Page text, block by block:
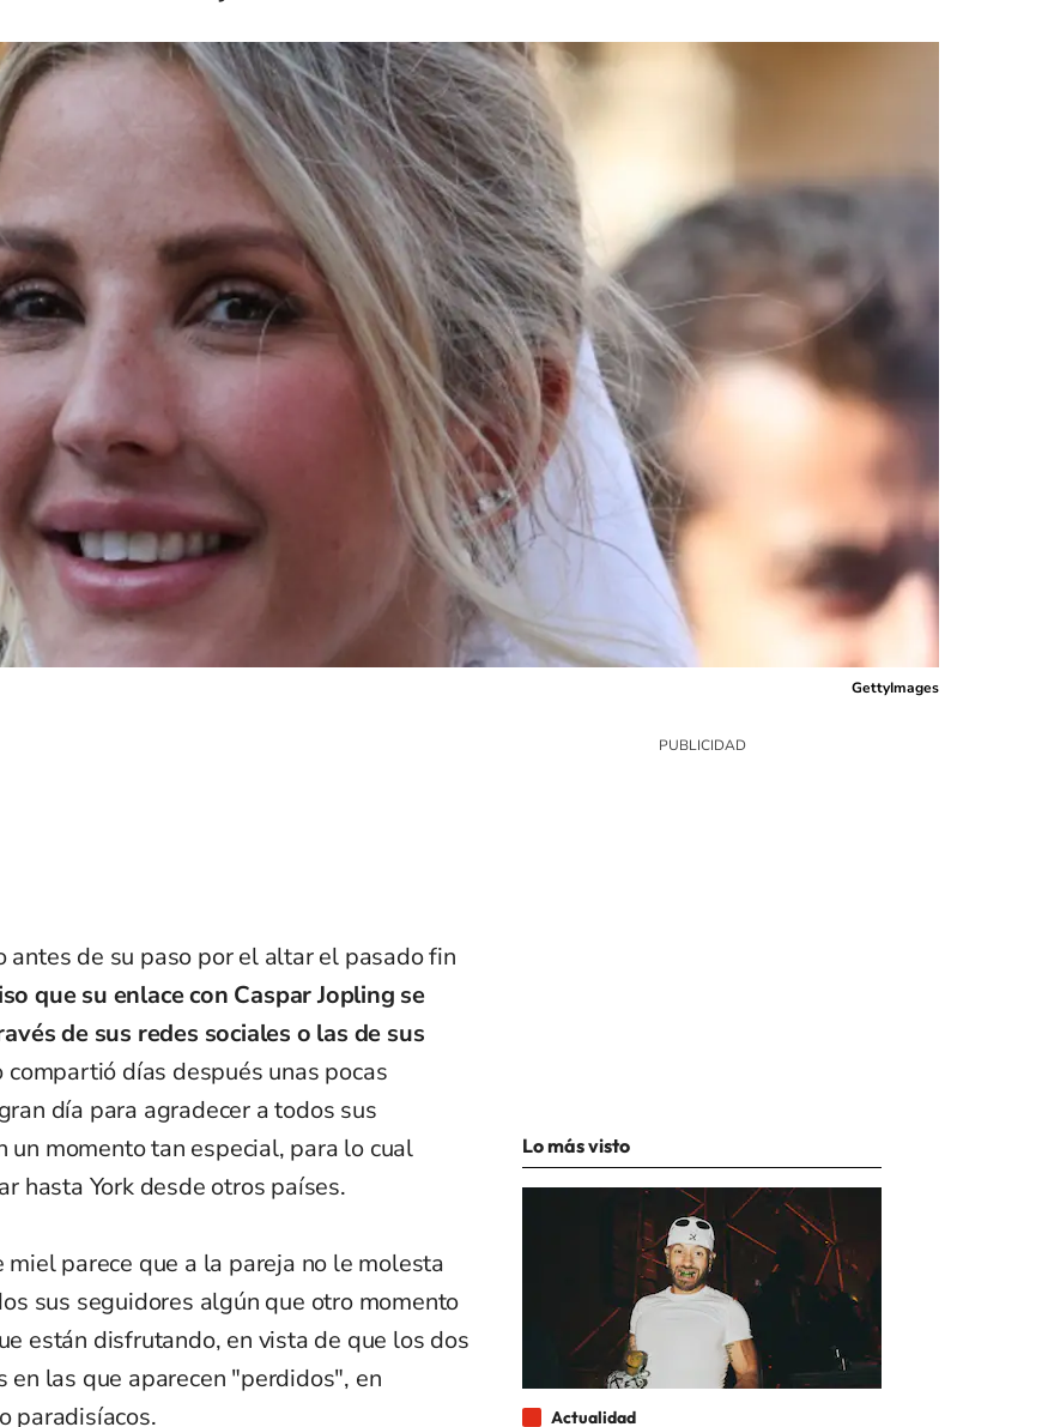
GettyImages
antes de su paso por el altar el pasado fin
que su enlace con Caspar Jopling se
de sus redes sociales o las de sus
compartió días después unas pocas
día para agradecer a todos sus
un momento tan especial, para lo cual
hasta York desde otros países.
parece que a la pareja no le molesta
sus seguidores algún que otro momento
están disfrutando, en vista de que los dos
las que aparecen "perdidos", en
paradisíacos.
Lo más visto
Actualidad